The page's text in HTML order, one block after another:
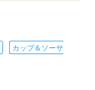
カップ＆ソーサ